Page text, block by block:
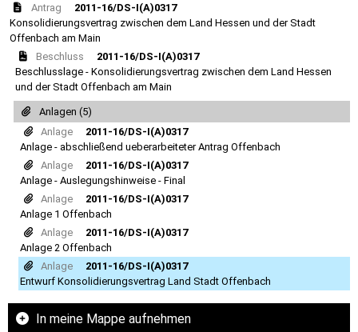
Antrag
2011-16/DS-I(A)0317
Konsolidierungsvertrag zwischen dem Land Hessen und der Stadt
Offenbach am Main
Beschluss
2011-16/DS-I(A)0317
Beschlusslage - Konsolidierungsvertrag zwischen dem Land Hessen
und der Stadt Offenbach am Main
Anlagen (5)
Anlage
2011-16/DS-I(A)0317
Anlage - abschließend ueberarbeiteter Antrag Offenbach
Anlage
2011-16/DS-I(A)0317
Anlage - Auslegungshinweise - Final
Anlage
2011-16/DS-I(A)0317
Anlage 1 Offenbach
Anlage
2011-16/DS-I(A)0317
Anlage 2 Offenbach
Anlage
2011-16/DS-I(A)0317
Entwurf Konsolidierungsvertrag Land Stadt Offenbach
In meine Mappe aufnehmen